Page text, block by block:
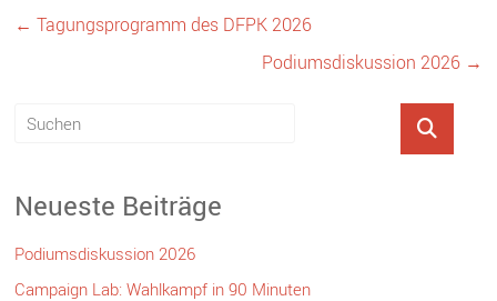
← Tagungsprogramm des DFPK 2026
Podiumsdiskussion 2026 →
Neueste Beiträge
Podiumsdiskussion 2026
Campaign Lab: Wahlkampf in 90 Minuten